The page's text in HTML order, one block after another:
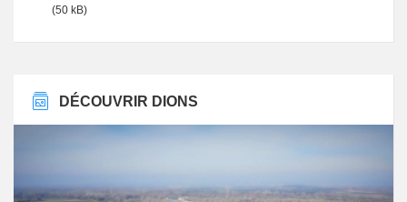
(50 kB)
DÉCOUVRIR DIONS